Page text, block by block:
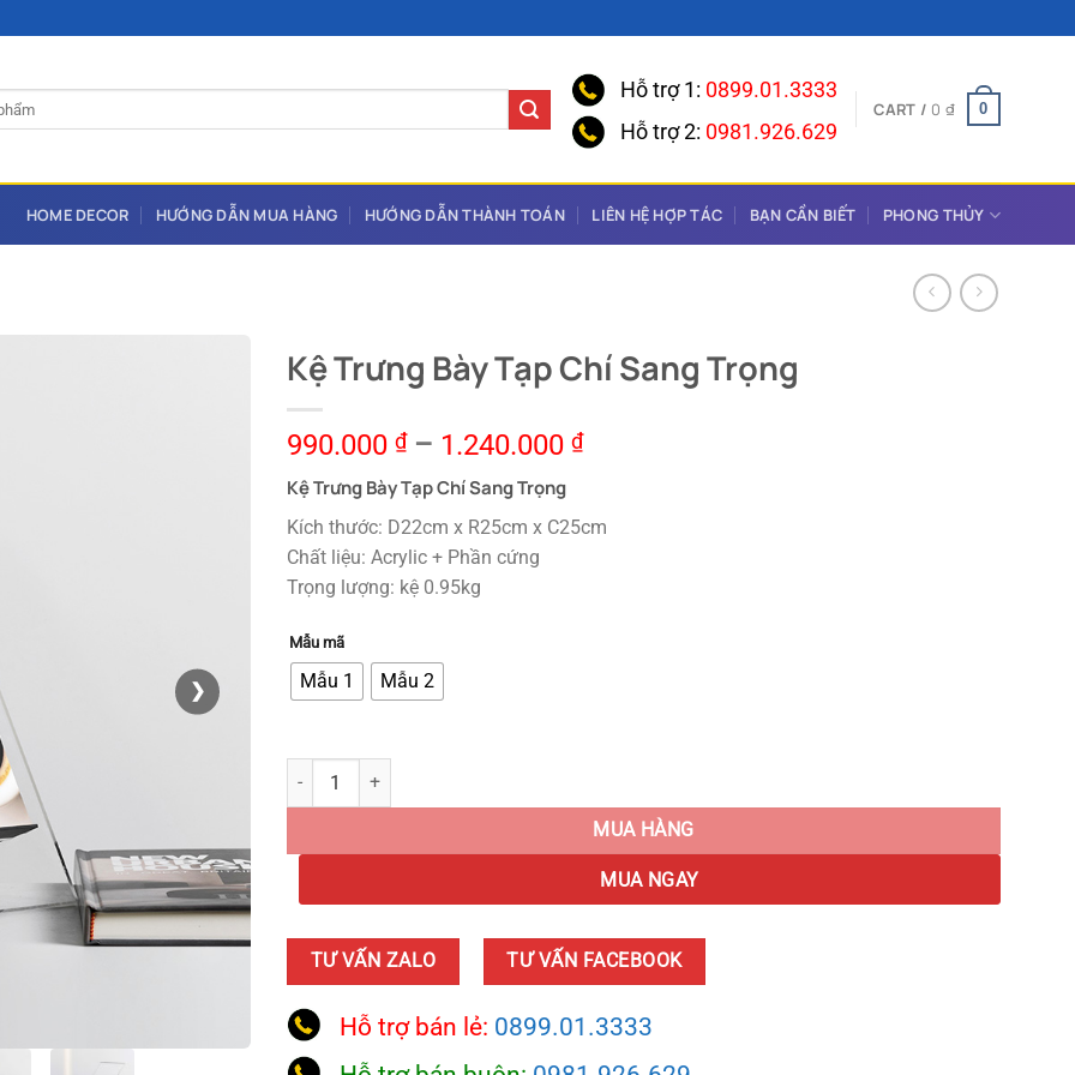
Hỗ trợ 1: 0899.01.3333
Hỗ trợ 2: 0981.926.629
CART / 0 ₫ 0
HOME DECOR HƯỚNG DẪN MUA HÀNG HƯỚNG DẪN THÀNH TOÁN LIÊN HỆ HỢP TÁC BẠN CẦN BIẾT PHONG THỦY
❯
Kệ Trưng Bày Tạp Chí Sang Trọng
990.000 ₫– 1.240.000 ₫
Kệ Trưng Bày Tạp Chí Sang Trọng
Kích thước: D22cm x R25cm x C25cm
Chất liệu: Acrylic + Phần cứng
Trọng lượng: kệ 0.95kg
Mẫu mã
Mẫu 1 Mẫu 2
Kệ Trưng Bày Tạp Chí Sang Trọng quantity
MUA HÀNG
MUA NGAY
TƯ VẤN ZALO TƯ VẤN FACEBOOK
Hỗ trợ bán lẻ: 0899.01.3333